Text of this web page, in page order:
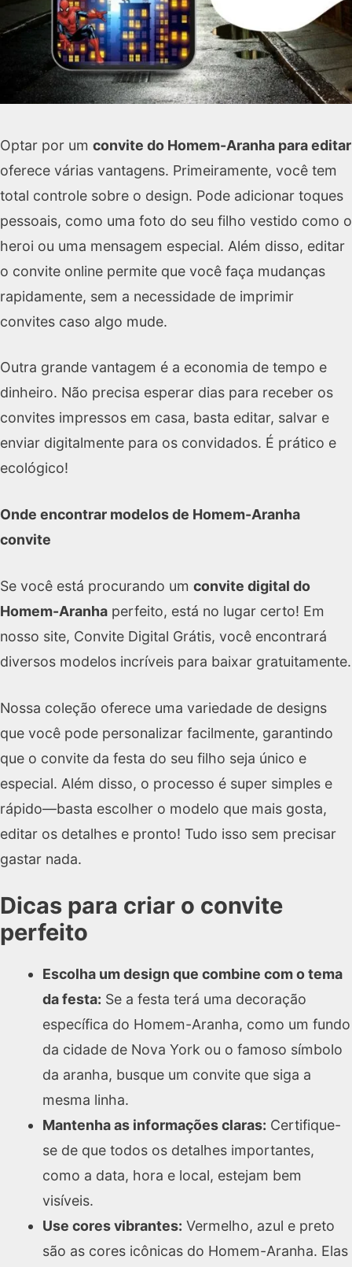
Optar por um convite do Homem-Aranha para editar
oferece várias vantagens. Primeiramente, você tem
total controle sobre o design. Pode adicionar toques
pessoais, como uma foto do seu filho vestido como o
heroi ou uma mensagem especial. Além disso, editar
o convite online permite que você faça mudanças
rapidamente, sem a necessidade de imprimir
convites caso algo mude.
Outra grande vantagem é a economia de tempo e
dinheiro. Não precisa esperar dias para receber os
convites impressos em casa, basta editar, salvar e
enviar digitalmente para os convidados. É prático e
ecológico!
Onde encontrar modelos de Homem-Aranha
convite
Se você está procurando um convite digital do
Homem-Aranha perfeito, está no lugar certo! Em
nosso site, Convite Digital Grátis, você encontrará
diversos modelos incríveis para baixar gratuitamente.
Nossa coleção oferece uma variedade de designs
que você pode personalizar facilmente, garantindo
que o convite da festa do seu filho seja único e
especial. Além disso, o processo é super simples e
rápido—basta escolher o modelo que mais gosta,
editar os detalhes e pronto! Tudo isso sem precisar
gastar nada.
Dicas para criar o convite
perfeito
Escolha um design que combine com o tema
da festa: Se a festa terá uma decoração
específica do Homem-Aranha, como um fundo
da cidade de Nova York ou o famoso símbolo
da aranha, busque um convite que siga a
mesma linha.
Mantenha as informações claras: Certifique-
se de que todos os detalhes importantes,
como a data, hora e local, estejam bem
visíveis.
Use cores vibrantes: Vermelho, azul e preto
são as cores icônicas do Homem-Aranha. Elas